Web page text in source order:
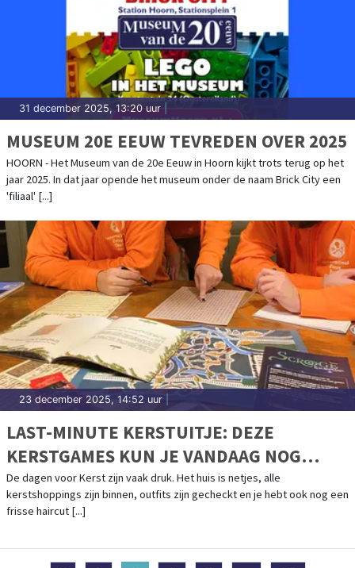
31 december 2025, 13:20 uur
MUSEUM 20E EEUW TEVREDEN OVER 2025
HOORN - Het Museum van de 20e Eeuw in Hoorn kijkt trots terug op het
jaar 2025. In dat jaar opende het museum onder de naam Brick City een
'filiaal' [...]
23 december 2025, 14:52 uur
LAST-MINUTE KERSTUITJE: DEZE
KERSTGAMES KUN JE VANDAAG NOG
SPELEN
De dagen voor Kerst zijn vaak druk. Het huis is netjes, alle
kerstshoppings zijn binnen, outfits zijn gecheckt en je hebt ook nog een
frisse haircut [...]